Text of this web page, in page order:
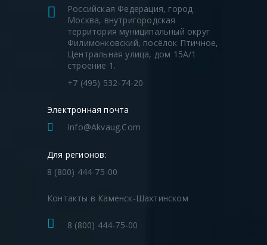
приемным резервуаром без наземного
павильона обслуживания
Российская Федерация, город
Москва, внутригородская
территория муниципальный округ
Филимонковский, посёлок Птичное,
Центральная улица, дом 15А/1
строение 1.
+7 (495) 532-74-20
Электронная почта
Info@akvaug.com
Для регионов:
8 (800) 444-75-00
Контакты в Каменск-Шахтинском
8 (800) 444-75-00